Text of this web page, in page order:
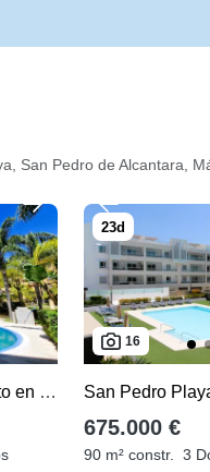
San Pedro de Alcantara,
San Pedro Playa, apartamento en venta de 3 dormitorios
16
675.000 €
90 m² constr. 3